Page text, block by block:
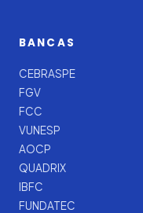
BANCAS
CEBRASPE
FGV
FCC
VUNESP
AOCP
QUADRIX
IBFC
FUNDATEC